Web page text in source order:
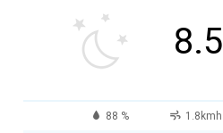
8.5
88 % 1.8kmh